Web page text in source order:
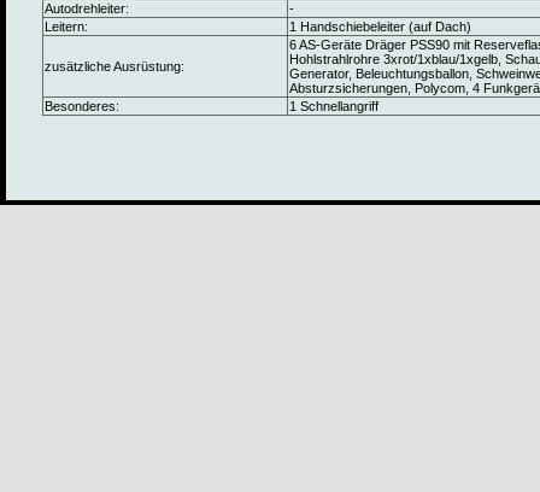
Autodrehleiter:
-
Leitern:
1 Handschiebeleiter (auf Dach)
zusätzliche Ausrüstung:
6 AS-Geräte Dräger PSS90 mit
Hohlstrahlrohre 3xrot/1xblau/1xgelb,
Generator, Beleuchtungsballon,
Absturzsicherungen, Polycom, 4
Besonderes:
1 Schnellangriff